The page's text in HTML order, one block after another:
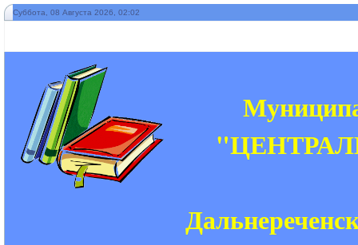
Суббота, 08 Августа 2026, 02:02